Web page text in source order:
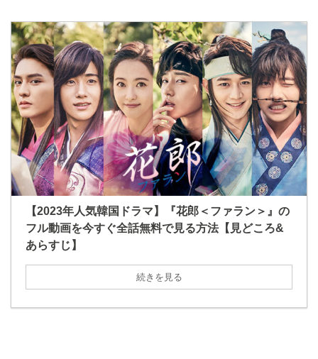
【2023年人気韓国ドラマ】『花郎＜ファラン＞』の
フル動画を今すぐ全話無料で見る方法【見どころ&
あらすじ】
続きを見る